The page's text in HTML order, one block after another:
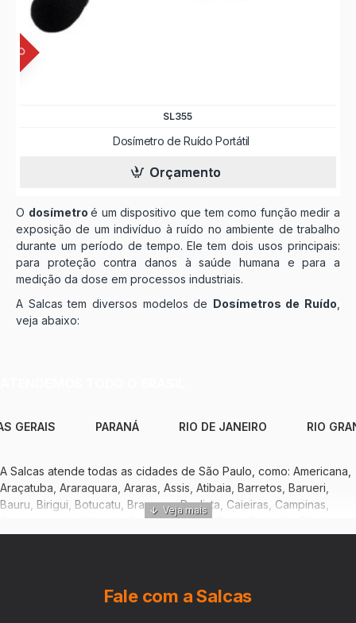
O dosímetroé um dispositivo que tem como função medir a
exposição de um indivíduo à ruído no ambiente de trabalho
durante um período de tempo. Ele tem dois usos principais:
para proteção contra danos à saúde humana e para a
medição da dose em processos industriais.
A Salcas tem diversos modelos de Dosímetros de Ruído
veja abaixo:
SL355
Dosímetro de Ruído Portátil
Orçamento
GERAIS PARANÁ RIO DE JANEIRO RIO
A Salcas atende todas as cidades de São Paulo, como: Americana,
Araçatuba, Araraquara, Araras, Assis, Atibaia, Barretos, Barueri,
Bauru, Birigui, Botucatu, Bragança Paulista, Caieiras, Campinas,
Caraguatatuba, Carapicuíba, Catanduva, Cotia, Cubatão, Diadema,
Embu das Artes, Ferraz de Vasconcelos, Franca, Francisco Morato,
Itaquaquecetuba, Itatiba, Itu, Jacareí, Jandira, Jaú, Jundiaí, Leme,
Limeira, Mairiporã, Marília, Mauá, Mogi das Cruzes, Mogi Guaçu,
Fale com a Salcas